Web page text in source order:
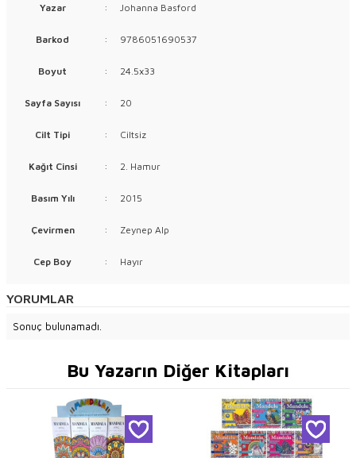
Yazar : Johanna Basford
Barkod : 9786051690537
Boyut : 24.5x33
Sayfa Sayısı : 20
Cilt Tipi : Ciltsiz
Kağıt Cinsi : 2. Hamur
Basım Yılı : 2015
Çevirmen : Zeynep Alp
Cep Boy : Hayır
YORUMLAR
Sonuç bulunamadı.
Bu Yazarın Diğer Kitapları